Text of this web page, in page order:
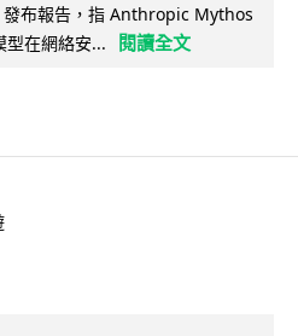
布報告，指 Anthropic Mythos
型在網絡安...
閱讀全文